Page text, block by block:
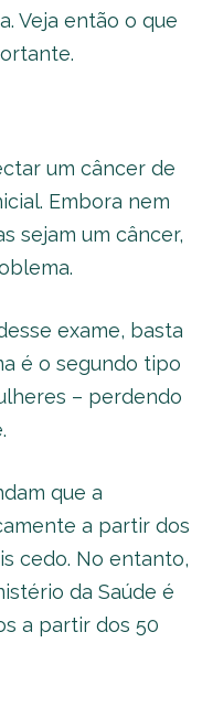
Veja então o que
um câncer de
Embora nem
sejam um câncer,
exame, basta
é o segundo tipo
– perdendo
que a
a partir dos
cedo. No entanto,
da Saúde é
a partir dos 50